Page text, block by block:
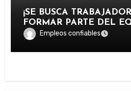
¡SE BUSCA
FORMAR PARTE DEL
LAVADO Y CUIDADO DE
EN IMPORTANTE
SERVICIOS
Empleos confiables